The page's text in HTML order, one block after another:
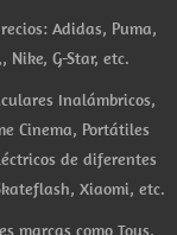
Adidas, Puma,
Nike, G-Star, etc.
Inalámbricos,
Cinema, Portátiles
de diferentes
Xiaomi, etc.
marcas como Tous,